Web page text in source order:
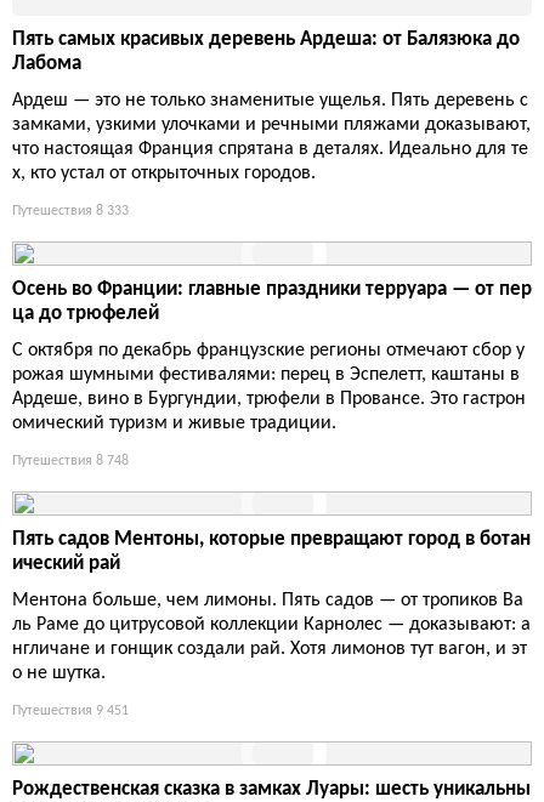
Пять самых красивых деревень Ардеша: от Балязюка до
Лабома
Ардеш — это не только знаменитые ущелья. Пять деревень с
замками, узкими улочками и речными пляжами доказывают,
что настоящая Франция спрятана в деталях. Идеально для те
х, кто устал от открыточных городов.
Путешествия 8 333
Осень во Франции: главные праздники терруара — от пер
ца до трюфелей
С октября по декабрь французские регионы отмечают сбор у
рожая шумными фестивалями: перец в Эспелетт, каштаны в
Ардеше, вино в Бургундии, трюфели в Провансе. Это гастрон
омический туризм и живые традиции.
Путешествия 8 748
Пять садов Ментоны, которые превращают город в ботан
ический рай
Ментона больше, чем лимоны. Пять садов — от тропиков Ва
ль Раме до цитрусовой коллекции Карнолес — доказывают: а
нгличане и гонщик создали рай. Хотя лимонов тут вагон, и эт
о не шутка.
Путешествия 9 451
Рождественская сказка в замках Луары: шесть уникальны